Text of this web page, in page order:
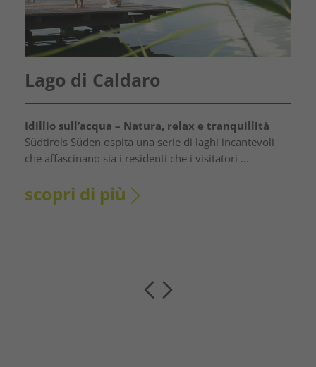
Lago di Caldaro
Idillio sull’acqua – Natura, relax e tranquillità
Südtirols Süden ospita una serie di laghi incantevoli
che affascinano sia i residenti che i visitatori ...
scopri di più